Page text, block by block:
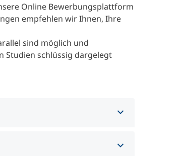
Online Bewerbungsplattform
empfehlen wir Ihnen, Ihre
sind möglich und
Studien schlüssig dargelegt